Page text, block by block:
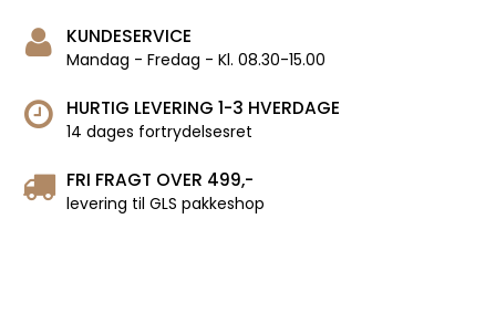
FRI FRAGT OVER 499,-
levering til GLS pakkeshop
HURTIG LEVERING 1-3 HVERDAGE
14 dages fortrydelsesret
KUNDESERVICE
Mandag - Fredag - Kl. 08.30-15.00